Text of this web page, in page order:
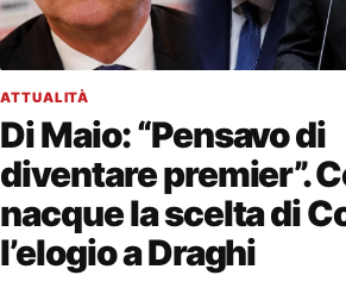
ATTUALITÀ
Di Maio: “Pensavo di
diventare premier”.
nacque la scelta di
l’elogio a Draghi